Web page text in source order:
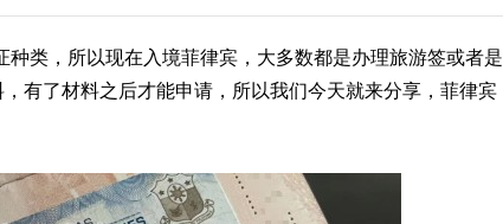
类，所以现在入境菲律宾，大多数都是办理旅游签或者是
有了材料之后才能申请，所以我们今天就来分享，菲律宾